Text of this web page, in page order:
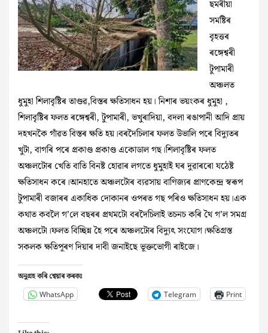
ছমৰীয়া
সমষ্টিৰ
বৃহত্তৰ
ৰঙ্গেশ্বৰী
টুপামাৰী
অঞ্চলত
ধুমুহা শিলাবৃষ্টিৰ তাণ্ডৱ,বিস্তৰ ক্ষতিসাধন হয়। নিশাৰ ভয়ংকৰ ধুমুহা ,
শিলাবৃষ্টিৰ ফলত ৰঙ্গেশ্বৰী, টুপামাৰী, ভখুৰাদিয়া, বদলা ৰঙাপানী আদি প্ৰায়
দহখনকৈ গাঁৱত বিস্তৰ ক্ষতি হয়।বৰদৈচিলাৰ ফলত উভালি পৰে বিদ্যুতৰ
খুটা, বাগৰি পৰে প্ৰকাণ্ড প্ৰকাণ্ড একোডাল গছ।শিলাবৃষ্টিৰ ফলত
অঞ্চলটোৰ খেতি বাতি বিনষ্ট হোৱাৰ লগতে ধুমুহাই ঘৰ দুৱাৰৰো যঠেষ্ট
ক্ষতিসাধন কৰে।আনহাতে অঞ্চলটোৰ ব্যৱসায় বাণিজ্যৰ প্ৰাণকেন্দ্ৰ স্বৰূপ
টুপামাৰী বজাৰৰ একাধিক দোকানৰ ওপৰত গছ পৰিও ক্ষতিসাধন হয়।এক
কথাত কবলৈ গ’লে বছৰৰ প্ৰথমটো বৰদৈচিলাই তচনচ কৰি থৈ গ’ল সমগ্ৰ
অঞ্চলটো।ফলত বিচ্ছিন্ন হৈ পৰে অঞ্চলটোৰ বিদ্যুৎ সংযোগ।ক্ষতিগ্ৰস্ত
সকলক ক্ষতিপূৰণ দিয়াৰ দাবী জনাইছে ভূক্তভোগী ৰাইজে।
অনুগ্ৰহ কৰি শ্বেয়াৰ কৰকঃ
WhatsApp Telegram Print